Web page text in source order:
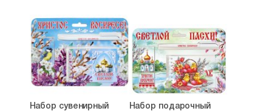
Набор сувенирный
Набор подарочный